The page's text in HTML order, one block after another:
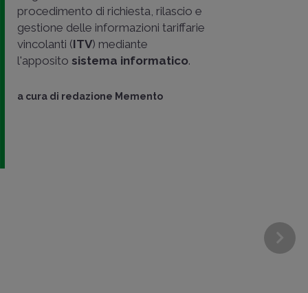
procedimento di richiesta, rilascio e
gestione delle informazioni tariffarie
vincolanti (ITV) mediante
l'apposito sistema informatico.
a cura di redazione Memento